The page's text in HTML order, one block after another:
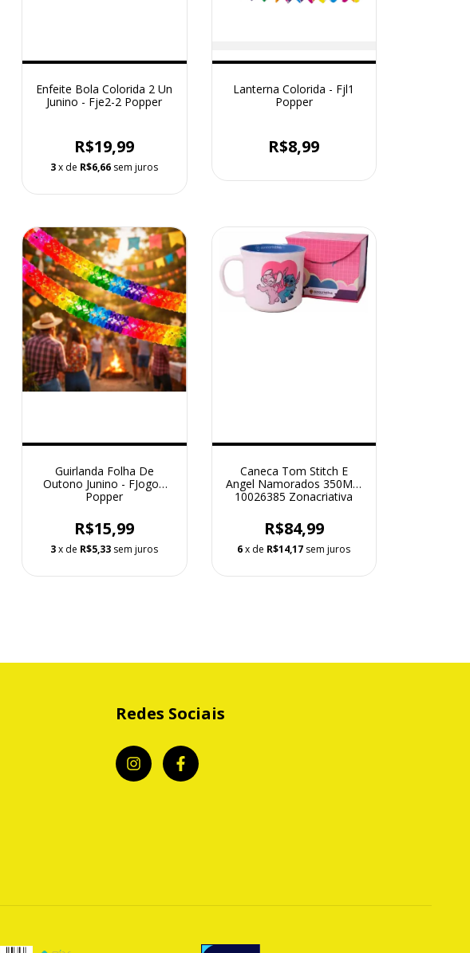
Enfeite Bola Colorida 2 Un
Junino - Fje2-2 Popper
R$19,99
3x de R$6,66 sem juros
Lanterna Colorida - Fjl1
Popper
R$8,99
Guirlanda Folha De
Outono Junino - FJogo9
Popper
R$15,99
3x de R$5,33 sem juros
Caneca Tom Stitch E
Angel Namorados 350Ml -
10026385 Zonacriativa
R$84,99
6x de R$14,17 sem juros
Redes Sociais